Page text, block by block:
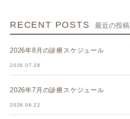
RECENT POSTS 最近の投稿
2026年8月の診療スケジュール
2026.07.28
2026年7月の診療スケジュール
2026.06.22